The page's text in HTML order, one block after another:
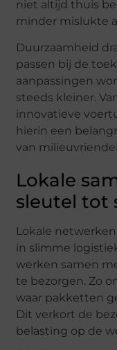
niet altijd thuis
minder mislukte
Duurzaamheid
passen bij de
aanpassingen
steeds kleiner.
innovatieve
hierin een
van
Lokale
sleutel tot
Lokale
in slimme
werken samen
te bezorgen. Zo
waar pakketten
Dit verkort de
belasting op de